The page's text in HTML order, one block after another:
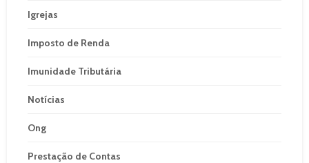
Igrejas
Imposto de Renda
Imunidade Tributária
Notícias
Ong
Prestação de Contas